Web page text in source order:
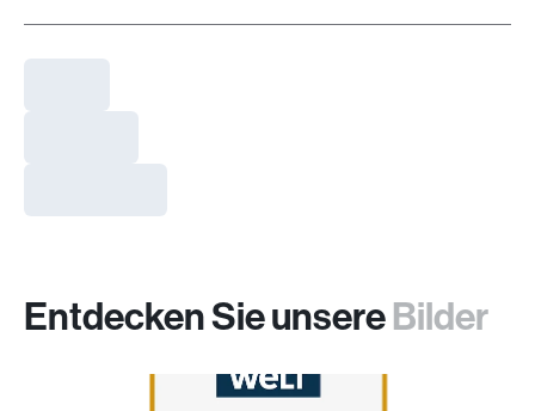
Entdecken Sie unsereBilder